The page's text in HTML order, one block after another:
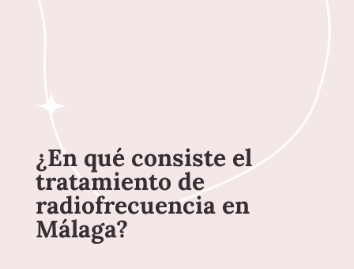
¿En qué consiste el
tratamiento de
radiofrecuencia en
Málaga?